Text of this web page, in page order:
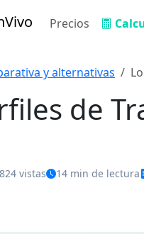
Precios
y alternativas
de
vistas 14 min de lectura